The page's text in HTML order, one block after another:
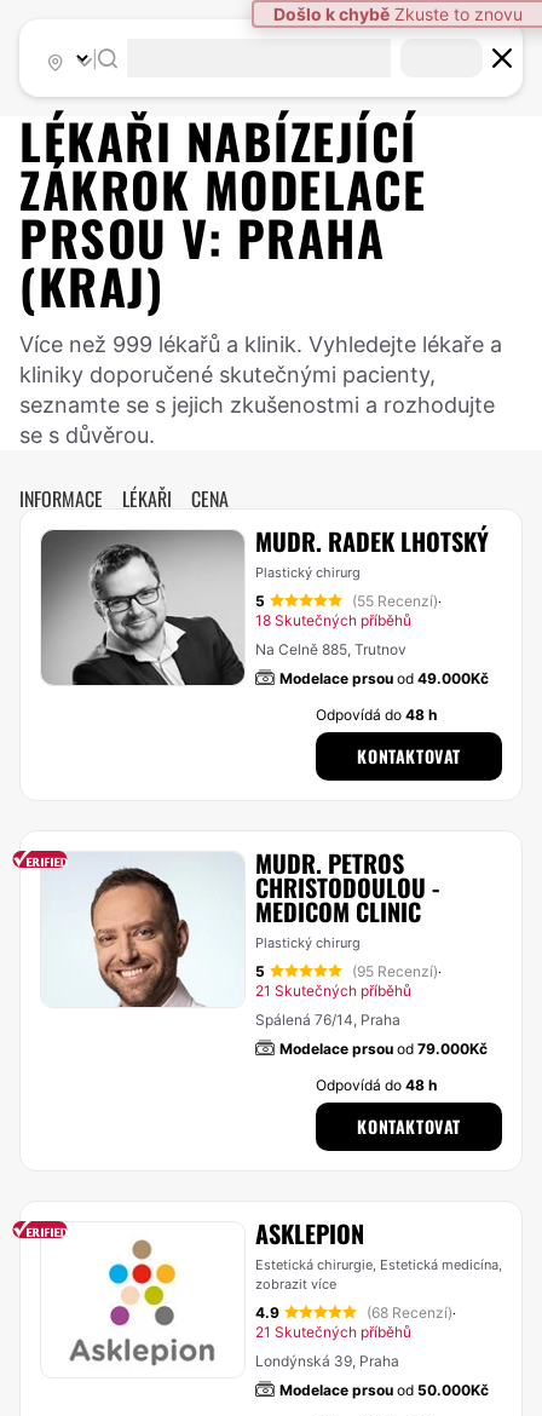
LÉKAŘI NABÍZEJÍCÍ
ZÁKROK MODELACE
PRSOU V: PRAHA
(KRAJ)
Více než 999 lékařů a klinik. Vyhledejte lékaře a
kliniky doporučené skutečnými pacienty,
seznamte se s jejich zkušenostmi a rozhodujte
se s důvěrou.
INFORMACE LÉKAŘI CENA
MUDR. RADEK LHOTSKÝ
Plastický chirurg
5 (55 Recenzí)·
18 Skutečných příběhů
Na Celně 885, Trutnov
Modelace prsou od 49.000Kč
Odpovídá do48 h
KONTAKTOVAT
MUDR. PETROS
CHRISTODOULOU -
MEDICOM CLINIC
Plastický chirurg
5 (95 Recenzí)·
21 Skutečných příběhů
Spálená 76/14, Praha
Modelace prsou od 79.000Kč
Odpovídá do48 h
KONTAKTOVAT
ASKLEPION
Estetická chirurgie, Estetická medicína,
zobrazit více
4.9 (68 Recenzí)·
21 Skutečných příběhů
Londýnská 39, Praha
Modelace prsou od 50.000Kč